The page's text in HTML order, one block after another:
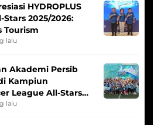
HYDROPLUS
2025/2026:
Tourism
lalu
Akademi Persib
Kampiun
League All-Stars
lalu